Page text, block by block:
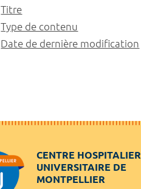
Titre
Type de contenu
Date de dernière modification
CENTRE HOSPITALIER
UNIVERSITAIRE DE
MONTPELLIER